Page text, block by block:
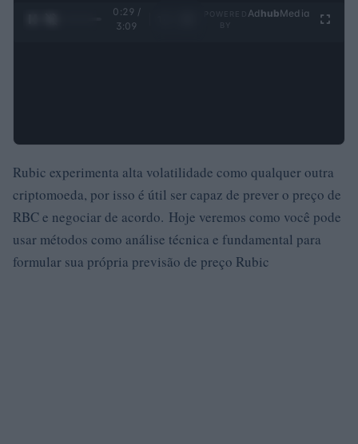
0:30 /
3:09
Ad hubMedia
Rubic experimenta alta volatilidade como qualquer outra
criptomoeda, por isso é útil ser capaz de prever o preço de
RBC e negociar de acordo. Hoje veremos como você pode
usar métodos como análise técnica e fundamental para
formular sua própria previsão de preço Rubic